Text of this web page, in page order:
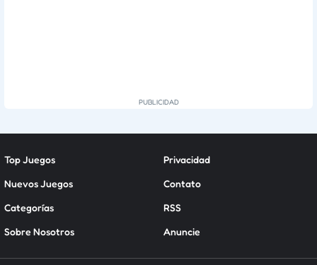
Top Juegos
Nuevos Juegos
Categorías
Sobre Nosotros
Privacidad
Contato
RSS
Anuncie